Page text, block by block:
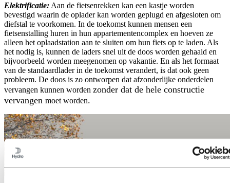
Elektrificatie: Aan de fietsenrekken kan een kastje worden
bevestigd waarin de oplader kan worden geplugd en afgesloten om
diefstal te voorkomen. In de toekomst kunnen mensen een
fietsenstalling huren in hun appartementencomplex en hoeven ze
alleen het oplaadstation aan te sluiten om hun fiets op te laden. Als
het nodig is, kunnen de laders snel uit de doos worden gehaald en
bijvoorbeeld worden meegenomen op vakantie. En als het formaat
van de standaardlader in de toekomst verandert, is dat ook geen
probleem. De doos is zo ontworpen dat afzonderlijke onderdelen
vervangen kunnen worden zonder dat de hele constructie
vervangen moet worden.